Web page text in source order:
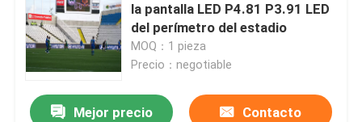
la pantalla LED P4.81 P3.91 LED
del perímetro del estadio
MOQ：1 pieza
Precio：negotiable
Mejor precio Contacto